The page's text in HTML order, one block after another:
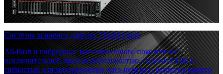
Системы хранения данных ThinkSystem
All-flash и гибридные массивы нового поколения с
исключительной производительностью, надежностью и
гибкостью для модернизации дата-центра и развития вашего